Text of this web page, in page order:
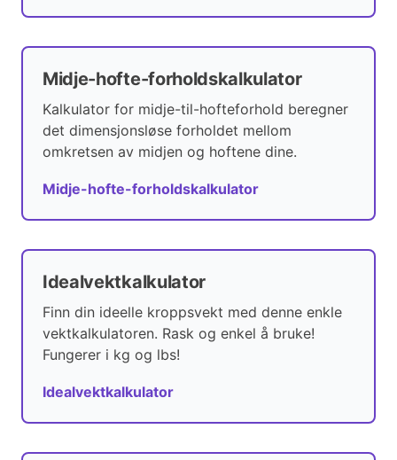
Midje-hofte-forholdskalkulator
Kalkulator for midje-til-hofteforhold beregner
det dimensjonsløse forholdet mellom
omkretsen av midjen og hoftene dine.
Midje-hofte-forholdskalkulator
Idealvektkalkulator
Finn din ideelle kroppsvekt med denne enkle
vektkalkulatoren. Rask og enkel å bruke!
Fungerer i kg og lbs!
Idealvektkalkulator